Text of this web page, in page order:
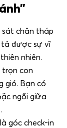
chân tháp
tả được sự vĩ
nhiên.
trọn con
gió. Bạn có
ngồi giữa
góc check-in